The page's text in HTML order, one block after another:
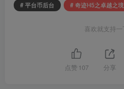
# 平台币后台
# 奇迹H5之卓越之
喜欢就支持
点赞 107 分享